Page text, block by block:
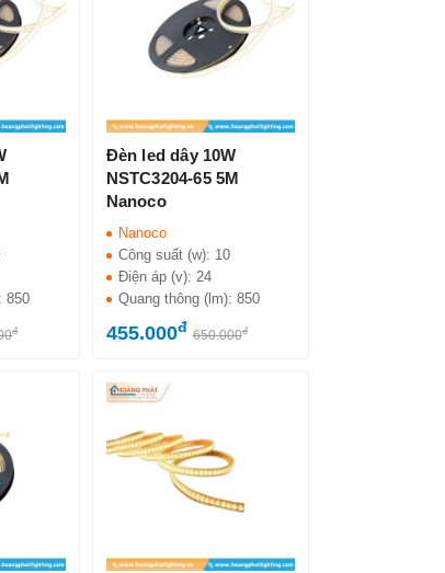
850
đ
Đèn led dây 10W
NSTC3204-65 5M
Nanoco
Nanoco
Công suất (w): 10
Điện áp (v): 24
Quang thông (lm): 850
455.000đ 650.000đ